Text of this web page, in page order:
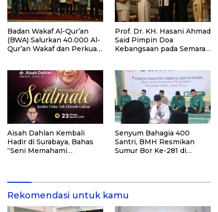
Badan Wakaf Al-Qur’an
(BWA) Salurkan 40.000 Al-
Qur’an Wakaf dan Perkuat
Prof. Dr. KH. Hasani Ahmad
Said Pimpin Doa
Kebangsaan pada Semarak
dan Pemasyarakatan RI
Aisah Dahlan Kembali
Hadir di Surabaya, Bahas
“Seni Memahami
Senyum Bahagia 400
Santri, BMH Resmikan
Sumur Bor Ke-281 di
Rekomendasi untuk kamu